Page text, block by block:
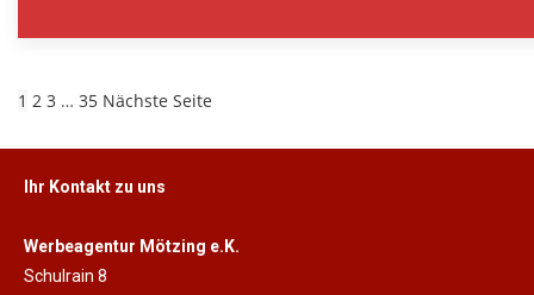
1 2 3 … 35 Nächste Seite
Ihr Kontakt zu uns
Werbeagentur Mötzing e.K.
Schulrain 8